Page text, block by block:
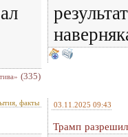
(335)
факты 03.11.2025 09:43
Трамп